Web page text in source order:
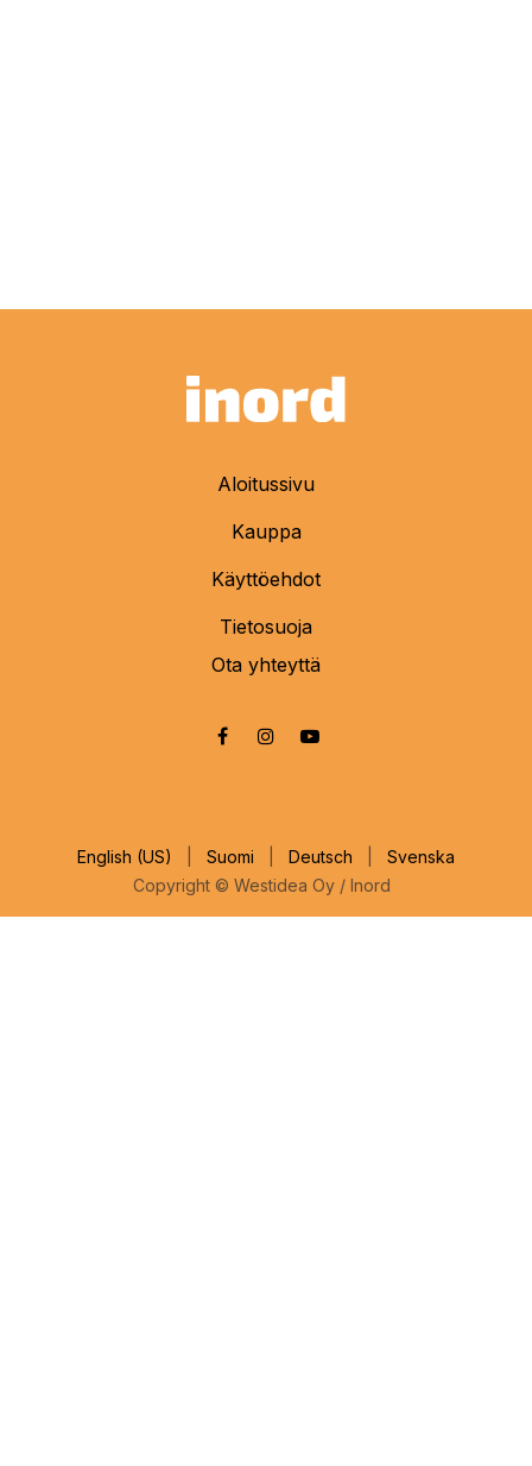
Aloitussivu
Kauppa
Käyttöehdot
Tietosuoja
Ota yhteyttä
Copyright © Westidea Oy / Inord
English (US) Suomi Deutsch Svenska